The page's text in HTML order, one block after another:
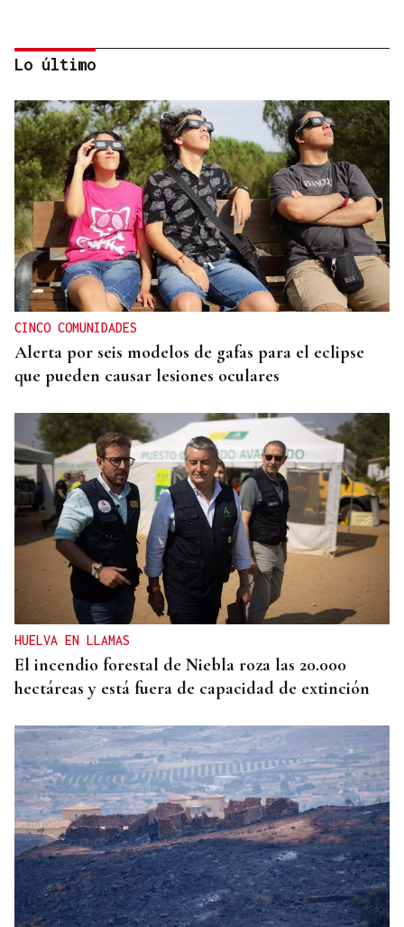
ENTREVISTA
David Blanco, CEO en Beniu: “El dron no toca el
terreno el terreno, no se atasca y no deja rodadas”
Lo último
CINCO COMUNIDADES
Alerta por seis modelos de gafas para el eclipse
que pueden causar lesiones oculares
HUELVA EN LLAMAS
El incendio forestal de Niebla roza las 20.000
hectáreas y está fuera de capacidad de extinción